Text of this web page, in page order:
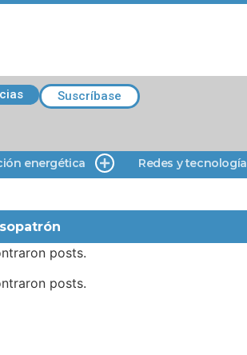
Suscríbase
energética Redes y tecnología
posts.
posts.